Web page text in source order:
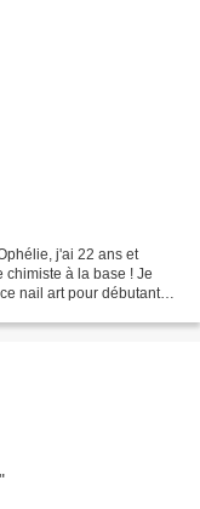
j'ai 22 ans et
à la base ! Je
nail art pour débutants.